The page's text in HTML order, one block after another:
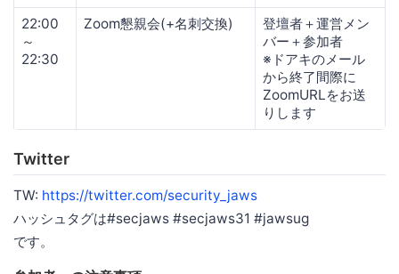
22:00
～
22:30
Zoom懇親会(+名刺交換)
登壇者＋運営メン
バー＋参加者
※ドアキのメール
から終了間際に
ZoomURLをお送
りします
Twitter
TW: https://twitter.com/security_jaws
ハッシュタグは#secjaws #secjaws31 #jawsug
です。